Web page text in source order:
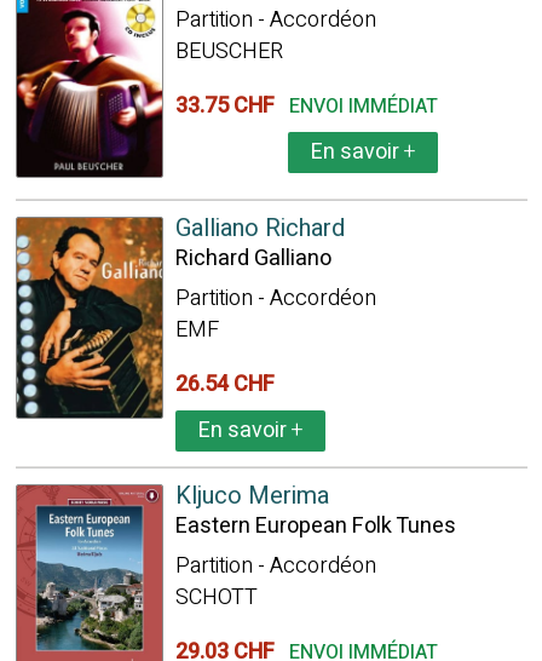
Partition - Accordéon
BEUSCHER
33.75 CHF ENVOI IMMÉDIAT
En savoir+
Galliano Richard
Richard Galliano
Partition - Accordéon
EMF
26.54 CHF
En savoir+
Kljuco Merima
Eastern European Folk Tunes
Partition - Accordéon
SCHOTT
29.03 CHF ENVOI IMMÉDIAT